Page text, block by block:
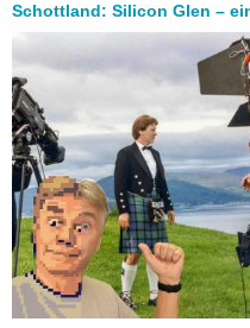
Schottland: Silicon Glen –